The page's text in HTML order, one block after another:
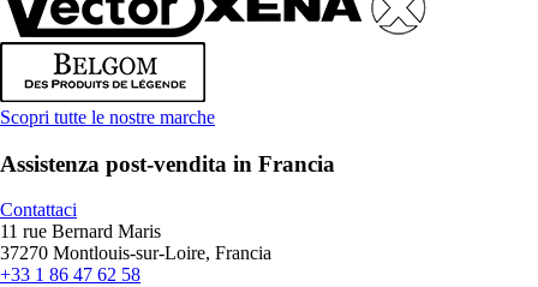
Scopri tutte le nostre marche
Assistenza post-vendita in Francia
Contattaci
11 rue Bernard Maris
37270 Montlouis-sur-Loire, Francia
+33 1 86 47 62 58